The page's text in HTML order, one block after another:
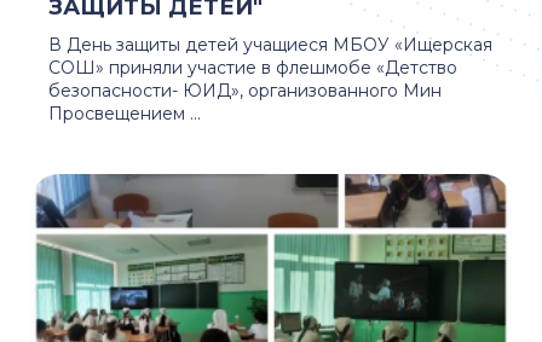
В День защиты детей учащиеся МБОУ «Ищерская
СОШ» приняли участие в флешмобе «Детство
безопасности- ЮИД», организованного Мин
Просвещением ...
ЗАЩИТЫ ДЕТЕЙ"